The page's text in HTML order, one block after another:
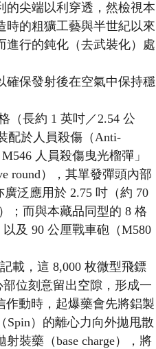
的尖端以利穿透，然檢視本
時的粗獷工藝與半世紀以來
進行的鈍化（去武裝化）處
確保發射後在空氣中保持穩
（長約 1 英吋／2.54 公
配於人員殺傷（Anti-
人員殺傷曳光榴彈」
round），其單發彈頭內部
泛應用於 2.75 吋（約 70
；而與本藏品同型的 8 格
及 90 公厘戰車砲（M580
載，這 8,000 枚微型飛鏢
位刻意留出空隙，形成一
作動時，起爆藥會先將鋁製
Spin）的離心力向外拋甩散
裝藥（base charge），將